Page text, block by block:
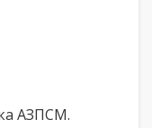
АЗПСМ.